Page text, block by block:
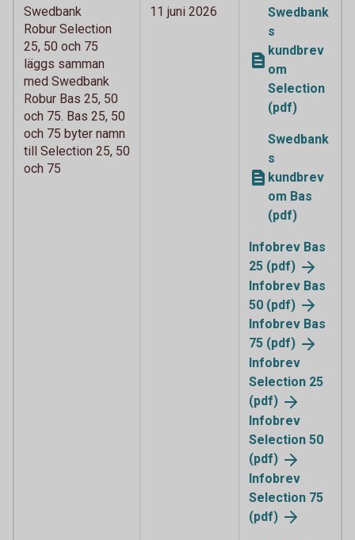
Swedbank
Robur Selection
25, 50 och 75
läggs samman
med Swedbank
Robur Bas 25, 50
och 75. Bas 25, 50
och 75 byter namn
till Selection 25, 50
och 75
11 juni 2026
Swedbank
s
kundbrev
om
Selection
(pdf)
Swedbank
s
kundbrev
om Bas
(pdf)
Infobrev Bas
25 (pdf)
Infobrev Bas
50 (pdf)
Infobrev Bas
75 (pdf)
Infobrev
Selection 25
(pdf)
Infobrev
Selection 50
(pdf)
Infobrev
Selection 75
(pdf)